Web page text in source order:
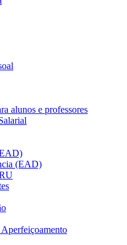
alunos e professores
(EAD)